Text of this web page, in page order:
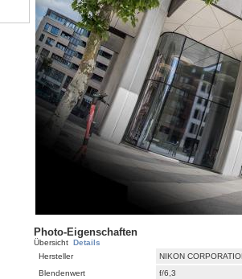
Photo-Eigenschaften
Übersicht Details
Hersteller
NIKON
Blendenwert
f/6,3